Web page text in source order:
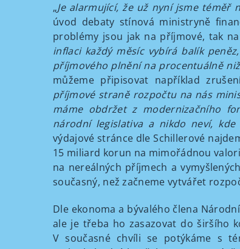
„Je alarmující, že už nyní jsme téměř
úvod debaty stínová ministryně
problémy jsou jak na příjmové, tak
inflaci každý měsíc vybírá balík
příjmového plnění na procentuálně
můžeme připisovat například
příjmové straně rozpočtu na nás
máme obdržet z modernizačního
národní legislativa a nikdo neví,
výdajové stránce dle Schillerové
15 miliard korun na mimořádnou
na nereálných příjmech a
současný, než začneme vytvářet
Dle ekonoma a bývalého člena
ale je třeba ho zasazovat do širšího
V současné chvíli se potýkáme s